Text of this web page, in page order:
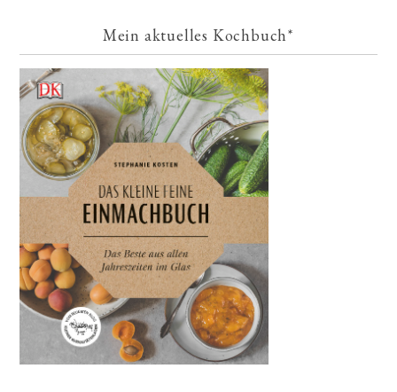
Mein aktuelles Kochbuch*